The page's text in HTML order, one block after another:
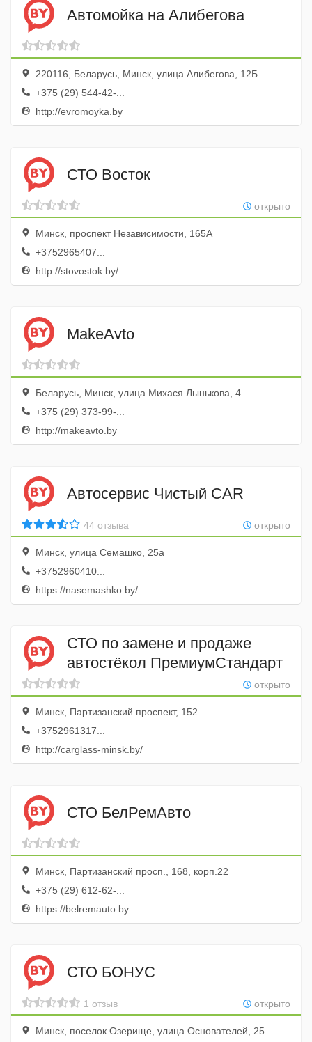
Автомойка на Алибегова
220116, Беларусь, Минск, улица Алибегова, 12Б
+375 (29) 544-42-...
http://evromoyka.by
СТО Восток
открыто
Минск, проспект Независимости, 165А
+3752965407...
http://stovostok.by/
MakeAvto
Беларусь, Минск, улица Михася Лынькова, 4
+375 (29) 373-99-...
http://makeavto.by
Автосервис Чистый CAR
открыто
44 отзыва
Минск, улица Семашко, 25а
+3752960410...
https://nasemashko.by/
СТО по замене и продаже
автостёкол ПремиумСтандарт
открыто
Минск, Партизанский проспект, 152
+3752961317...
http://carglass-minsk.by/
СТО БелРемАвто
Минск, Партизанский просп., 168, корп.22
+375 (29) 612-62-...
https://belremauto.by
СТО БОНУС
открыто
1 отзыв
Минск, поселок Озерище, улица Основателей, 25